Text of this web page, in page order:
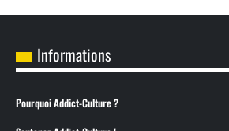
Informations
Pourquoi Addict-Culture ?